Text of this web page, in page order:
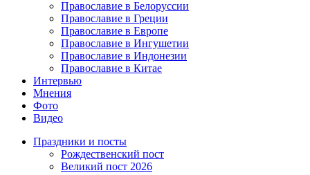
Православие в Белоруссии
Православие в Греции
Православие в Европе
Православие в Ингушетии
Православие в Индонезии
Православие в Китае
Интервью
Мнения
Фото
Видео
Праздники и посты
Рождественский пост
Великий пост 2026